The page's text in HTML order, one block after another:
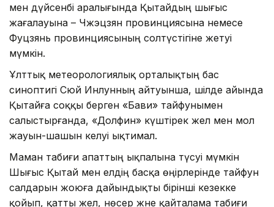
мен дүйсенбі аралығында Қытайдың шығыс
жағалауына – Чжэцзян провинциясына немесе
Фуцзянь провинциясының солтүстігіне жетуі
мүмкін.
Ұлттық метеорологиялық орталықтың бас
синоптигі Сюй Инлунның айтуынша, шілде айында
Қытайға соққы берген «Бави» тайфунымен
салыстырғанда, «Долфин» күштірек жел мен мол
жауын-шашын әкелуі ықтимал.
Маман табиғи апаттың ықпалына түсуі мүмкін
Шығыс Қытай мен елдің басқа өңірлерінде тайфун
салдарын жоюға дайындықты бірінші кезекке
қойып, қатты жел, нөсер және қайталама табиғи